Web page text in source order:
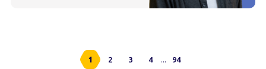
1 2 3 4 ... 94